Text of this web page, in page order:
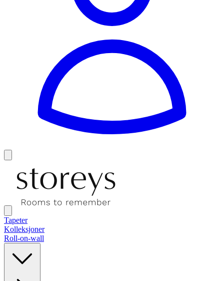
Tapeter
Kolleksjoner
Roll-on-wall